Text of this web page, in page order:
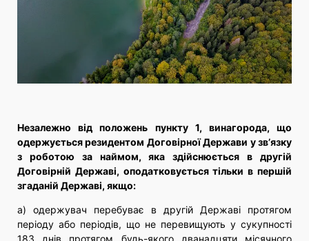
Незалежно від положень пункту 1, винагорода, що
одержується резидентом Договірної Держави у зв’язку
з роботою за наймом, яка здійснюється в другій
Договірній Державі, оподатковується тільки в першій
згаданій Державі, якщо:
а) одержувач перебуває в другій Державі протягом
періоду або періодів, що не перевищують у сукупності